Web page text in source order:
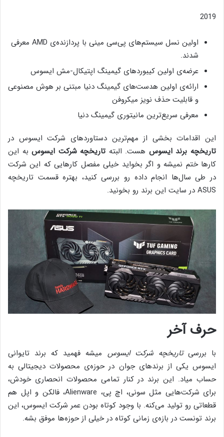
2019
اولین نسل سیستم‌های پی‌سی مینی با پردازنده‌ی AMD معرفی
شدند.
عرضه‌ی اولین کیبوردهای گیمینگ اپتیکال-مش ایسوس
ارائه‌ی اولین هدست‌های گیمینگ دنیا مبتنی بر هوش مصنوعی
و قابلیت حذف نویز میکروفن
معرفی سریع‌ترین مانیتوری گیمینگ دنیا
این اقدامات بخشی از مهم‌ترین دستاوردهای شرکت ایسوس در
تاریخچه برند ایسوس هست. البته تاریخچه شرکت ایسوسبه این
کارها ختم نمیشه و اگر بخواید خیلی مفصل کارهایی که این شرکت
در طی سال‌ها انجام داده رو بررسی کنید، بهتره قسمت تاریخچه
ASUS در سایت این برند رو بخونید.
حرف آخر
با بررسیتاریخچه شرکت ایسوس میشه فهمید که برند تایوانی
ایسوس یکی از برندهای جوان در حوزه‌ی محصولات دیجیتالی به
حساب میاد. این برند در کنار تمامی محصولات انحصاری خودش،
برای شرکت‌هایی مثل سونی، اچ پی، Alienware، فالکن و اپل هم
قطعاتی رو تولید می‌کنه. با وجود کوتاه بودن عمر شرکت ایسوس، این
برند تونست در بازه‌ی زمانی کوتاه در خیلی از حوزه‌ها موفق بشه.